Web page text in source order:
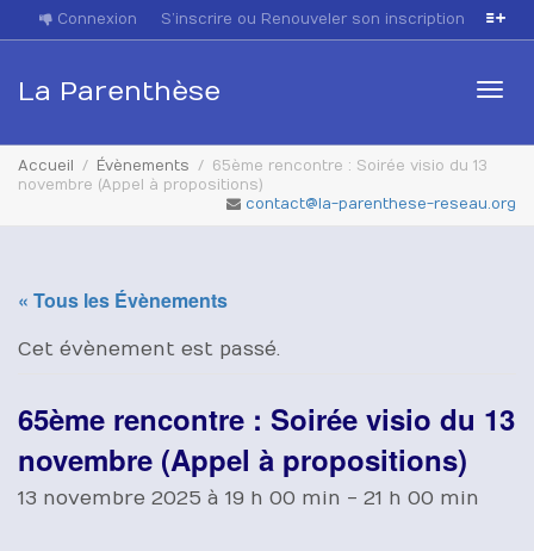
Connexion S’inscrire ou Renouveler son inscription
La Parenthèse
Accueil Évènements
65ème rencontre : Soirée visio du 13
novembre (Appel à propositions)
contact@la-parenthese-reseau.org
« Tous les Évènements
Cet évènement est passé.
65ème rencontre : Soirée visio du 13
novembre (Appel à propositions)
13 novembre 2025 à 19 h 00 min - 21 h 00 min